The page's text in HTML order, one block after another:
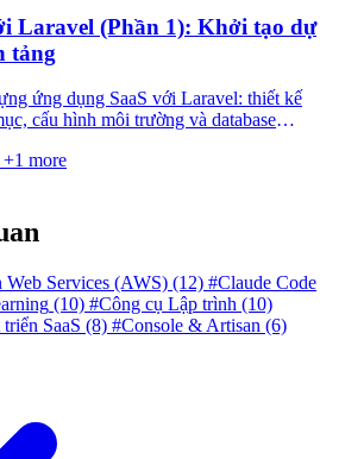
Laravel (Phần 1): Khởi tạo dự
tảng
ứng dụng SaaS với Laravel: thiết kế
cấu hình môi trường và database
+1 more
Web Services (AWS) (12) #Claude Code
(10) #Công cụ Lập trình (10)
triển SaaS (8) #Console & Artisan (6)